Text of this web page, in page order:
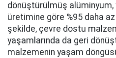
dönüştürülmüş alüminyum,
üretimine göre %95 daha
şekilde, çevre dostu
yaşamlarında da geri
malzemenin yaşam